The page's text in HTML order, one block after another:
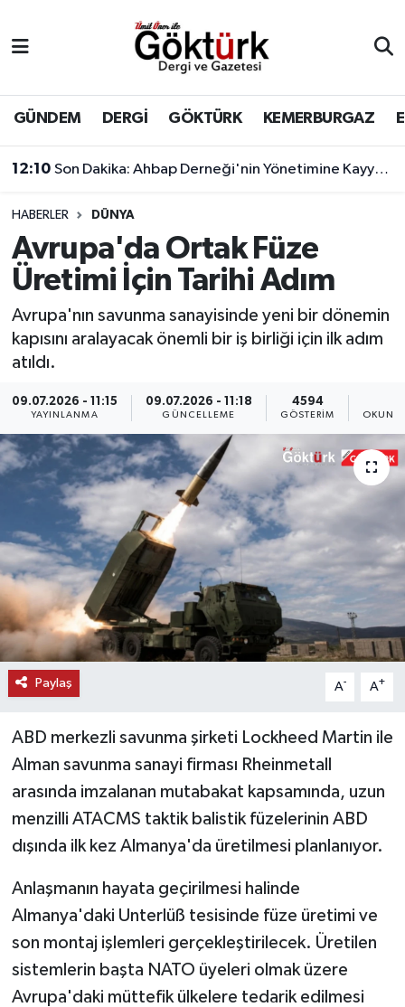
GÜNDEM DERGİ GÖKTÜRK KEMERBURGAZ
12:10 Son Dakika: Ahbap Derneği'nin Yönetimine Kayyum Atandı
HABERLER DÜNYA
Avrupa'da Ortak Füze
Üretimi İçin Tarihi Adım
Avrupa'nın savunma sanayisinde yeni bir dönemin
kapısını aralayacak önemli bir iş birliği için ilk adım
atıldı.
09.07.2026 - 11:15
YAYINLANMA
09.07.2026 - 11:18
GÜNCELLEME
4594
GÖSTERIM
Paylaş A- A+
ABD merkezli savunma şirketi Lockheed Martin ile
Alman savunma sanayi firması Rheinmetall
arasında imzalanan mutabakat kapsamında, uzun
menzilli ATACMS taktik balistik füzelerinin ABD
dışında ilk kez Almanya'da üretilmesi planlanıyor.
Anlaşmanın hayata geçirilmesi halinde
Almanya'daki Unterlüß tesisinde füze üretimi ve
son montaj işlemleri gerçekleştirilecek. Üretilen
sistemlerin başta NATO üyeleri olmak üzere
Avrupa'daki müttefik ülkelere tedarik edilmesi
BİLİM
DERGİ
DÜNYA
EĞİTİM
GÖKTÜRK
KEMERBURGAZ
KÜLTÜR - SANAT
MAGAZİN
ÖZEL HABER
SAĞLIK
SPOR
TİCARET
Eyüpsultan Hava Durumu
Eyüpsultan Trafik Yoğunluk Haritası
Süper Lig Puan Durumu ve Fikstür
Tüm Manşetler
Son Dakika Haberleri
Haber Arşivi